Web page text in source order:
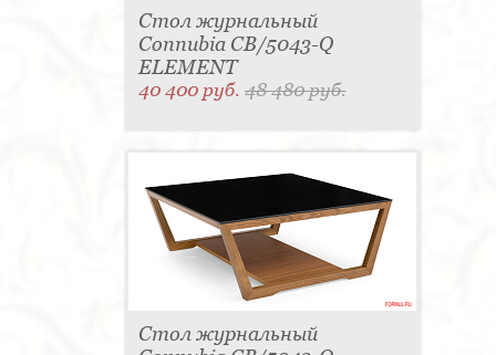
Стол журнальный
Connubia CB/5043-Q
ELEMENT
40 400 руб.48 480 руб.
Стол журнальный